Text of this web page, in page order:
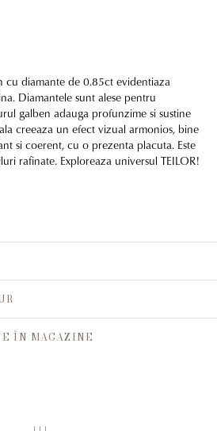
cu diamante de 0.85ct evidentiaza
Diamantele sunt alese pentru
galben adauga profunzime si sustine
creeaza un efect vizual armonios, bine
si coerent, cu o prezenta placuta. Este
rafinate. Exploreaza universul TEILOR!
ÎN MAGAZINE